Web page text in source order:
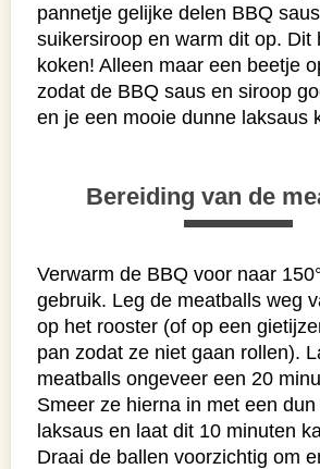
pannetje gelijke delen BBQ
suikersiroop en warm dit op. Dit
koken! Alleen maar een beetje
zodat de BBQ saus en siroop
en je een mooie dunne laksaus
Bereiding van de
Verwarm de BBQ voor naar
gebruik. Leg de meatballs weg
op het rooster (of op een
pan zodat ze niet gaan rollen).
meatballs ongeveer een 20
Smeer ze hierna in met een
laksaus en laat dit 10 minuten
Draai de ballen voorzichtig om